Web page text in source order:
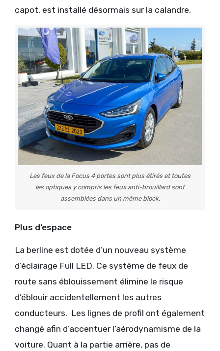
capot, est installé désormais sur la calandre.
Les feux de la Focus 4 portes sont plus étirés et toutes
les optiques y compris les feux anti-brouillard sont
assemblées dans un même block.
Plus d’espace
La berline est dotée d’un nouveau système
d’éclairage Full LED. Ce système de feux de
route sans éblouissement élimine le risque
d’éblouir accidentellement les autres
conducteurs. Les lignes de profil ont également
changé afin d’accentuer l’aérodynamisme de la
voiture. Quant à la partie arrière, pas de